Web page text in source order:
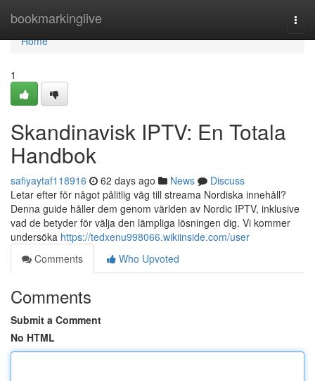
bookmarkinglive
Home
Home
1
Skandinavisk IPTV: En Totala
Handbok
safiyaytaf118916 62 days ago News
Discuss
Letar efter för något pålitlig väg till streama Nordiska innehåll?
Denna guide håller dem genom världen av Nordic IPTV, inklusive
vad de betyder för välja den lämpliga lösningen dig. Vi kommer
undersöka https://tedxenu998066.wikiinside.com/user
Comments
Who Upvoted
Comments
Submit a Comment
No HTML